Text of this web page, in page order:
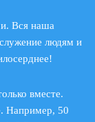
Вся наша
людям и
вместе.
Например, 50